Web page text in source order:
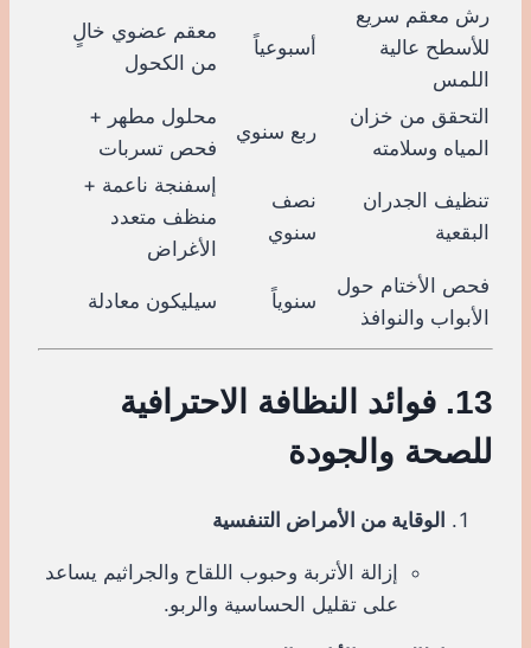
رش معقم سريع
للأسطح عالية
اللمس
أسبوعياً
معقم عضوي خالٍ
من الكحول
التحقق من خزان
المياه وسلامته
ربع سنوي
محلول مطهر +
فحص تسربات
تنظيف الجدران
البقعية
نصف
سنوي
إسفنجة ناعمة +
منظف متعدد
الأغراض
فحص الأختام حول
الأبواب والنوافذ
سنوياً سيليكون معادلة
13. فوائد النظافة الاحترافية
للصحة والجودة
الوقاية من الأمراض التنفسية
إزالة الأتربة وحبوب اللقاح والجراثيم يساعد
على تقليل الحساسية والربو.